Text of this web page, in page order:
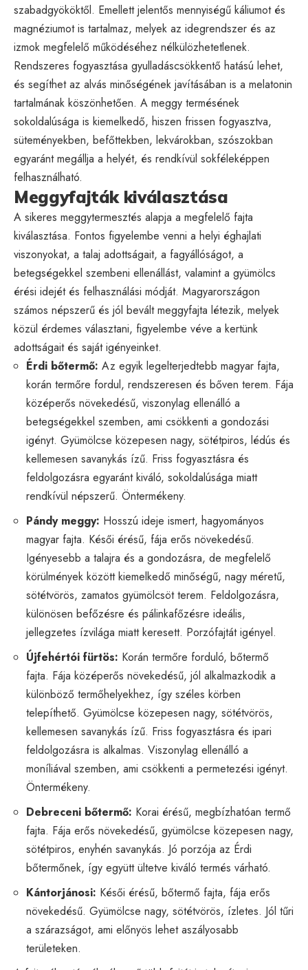
szabadgyököktől. Emellett jelentős mennyiségű káliumot és
magnéziumot is tartalmaz, melyek az idegrendszer és az
izmok megfelelő működéséhez nélkülözhetetlenek.
Rendszeres fogyasztása gyulladáscsökkentő hatású lehet,
és segíthet az alvás minőségének javításában is a melatonin
tartalmának köszönhetően. A meggy termésének
sokoldalúsága is kiemelkedő, hiszen frissen fogyasztva,
süteményekben, befőttekben, lekvárokban, szószokban
egyaránt megállja a helyét, és rendkívül sokféleképpen
felhasználható.
Meggyfajták kiválasztása
A sikeres meggytermesztés alapja a megfelelő fajta
kiválasztása. Fontos figyelembe venni a helyi éghajlati
viszonyokat, a talaj adottságait, a fagyállóságot, a
betegségekkel szembeni ellenállást, valamint a gyümölcs
érési idejét és felhasználási módját. Magyarországon
számos népszerű és jól bevált meggyfajta létezik, melyek
közül érdemes választani, figyelembe véve a kertünk
adottságait és saját igényeinket.
Érdi bőtermő: Az egyik legelterjedtebb magyar fajta,
korán termőre fordul, rendszeresen és bőven terem. Fája
középerős növekedésű, viszonylag ellenálló a
betegségekkel szemben, ami csökkenti a gondozási
igényt. Gyümölcse közepesen nagy, sötétpiros, lédús és
kellemesen savanykás ízű. Friss fogyasztásra és
feldolgozásra egyaránt kiváló, sokoldalúsága miatt
rendkívül népszerű. Öntermékeny.
Pándy meggy: Hosszú ideje ismert, hagyományos
magyar fajta. Késői érésű, fája erős növekedésű.
Igényesebb a talajra és a gondozásra, de megfelelő
körülmények között kiemelkedő minőségű, nagy méretű,
sötétvörös, zamatos gyümölcsöt terem. Feldolgozásra,
különösen befőzésre és pálinkafőzésre ideális,
jellegzetes ízvilága miatt keresett. Porzófajtát igényel.
Újfehértói fürtös: Korán termőre forduló, bőtermő
fajta. Fája középerős növekedésű, jól alkalmazkodik a
különböző termőhelyekhez, így széles körben
telepíthető. Gyümölcse közepesen nagy, sötétvörös,
kellemesen savanykás ízű. Friss fogyasztásra és ipari
feldolgozásra is alkalmas. Viszonylag ellenálló a
moníliával szemben, ami csökkenti a permetezési igényt.
Öntermékeny.
Debreceni bőtermő: Korai érésű, megbízhatóan termő
fajta. Fája erős növekedésű, gyümölcse közepesen nagy,
sötétpiros, enyhén savanykás. Jó porzója az Érdi
bőtermőnek, így együtt ültetve kiváló termés várható.
Kántorjánosi: Késői érésű, bőtermő fajta, fája erős
növekedésű. Gyümölcse nagy, sötétvörös, ízletes. Jól tűri
a szárazságot, ami előnyös lehet aszályosabb
területeken.